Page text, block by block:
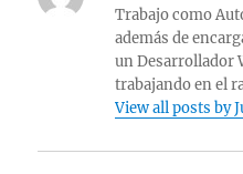
Trabajo como
además de
un Desarrollador
trabajando en el
View all posts by